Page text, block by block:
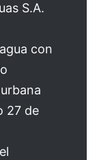
S.A.
con
27 de